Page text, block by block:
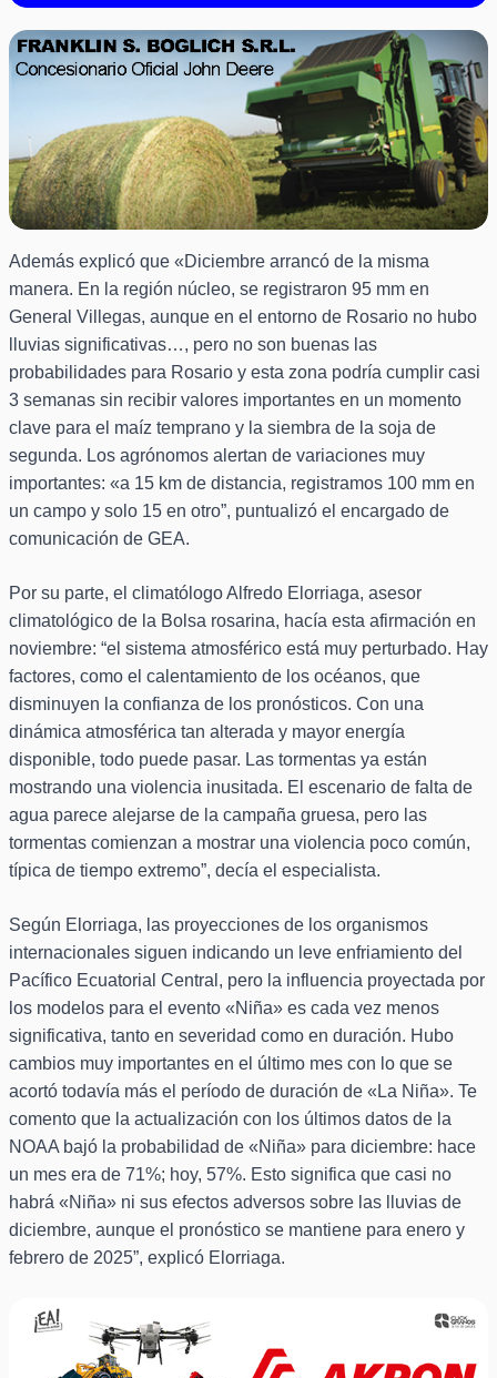
Además explicó que «Diciembre arrancó de la misma
manera. En la región núcleo, se registraron 95 mm en
General Villegas, aunque en el entorno de Rosario no hubo
lluvias significativas…, pero no son buenas las
probabilidades para Rosario y esta zona podría cumplir casi
3 semanas sin recibir valores importantes en un momento
clave para el maíz temprano y la siembra de la soja de
segunda. Los agrónomos alertan de variaciones muy
importantes: «a 15 km de distancia, registramos 100 mm en
un campo y solo 15 en otro”, puntualizó el encargado de
comunicación de GEA.
Por su parte, el climatólogo Alfredo Elorriaga, asesor
climatológico de la Bolsa rosarina, hacía esta afirmación en
noviembre: “el sistema atmosférico está muy perturbado. Hay
factores, como el calentamiento de los océanos, que
disminuyen la confianza de los pronósticos. Con una
dinámica atmosférica tan alterada y mayor energía
disponible, todo puede pasar. Las tormentas ya están
mostrando una violencia inusitada. El escenario de falta de
agua parece alejarse de la campaña gruesa, pero las
tormentas comienzan a mostrar una violencia poco común,
típica de tiempo extremo”, decía el especialista.
Según Elorriaga, las proyecciones de los organismos
internacionales siguen indicando un leve enfriamiento del
Pacífico Ecuatorial Central, pero la influencia proyectada por
los modelos para el evento «Niña» es cada vez menos
significativa, tanto en severidad como en duración. Hubo
cambios muy importantes en el último mes con lo que se
acortó todavía más el período de duración de «La Niña». Te
comento que la actualización con los últimos datos de la
NOAA bajó la probabilidad de «Niña» para diciembre: hace
un mes era de 71%; hoy, 57%. Esto significa que casi no
habrá «Niña» ni sus efectos adversos sobre las lluvias de
diciembre, aunque el pronóstico se mantiene para enero y
febrero de 2025”, explicó Elorriaga.